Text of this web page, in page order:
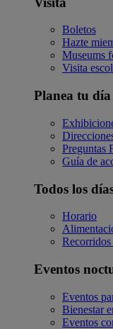
Boletos
Hazte
Museums
Visita
Planea tu día
Preguntas
Guía de
Todos los
Horario
Eventos
Eventos
Bienestar
Eventos